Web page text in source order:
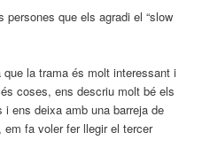
persones que els agradi el “slow
la trama és molt interessant i
coses, ens descriu molt bé els
ens deixa amb una barreja de
fa voler fer llegir el tercer